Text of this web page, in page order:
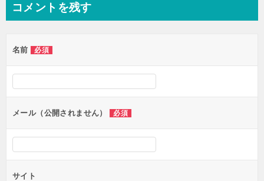
ビ
ー
シ
ン
コメントを残す
名前 必須
メール（公開されません） 必須
サイト